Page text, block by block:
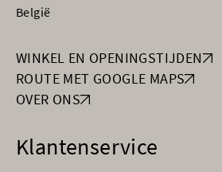
België
WINKEL EN OPENINGSTIJDEN
ROUTE MET GOOGLE MAPS
OVER ONS
Klantenservice